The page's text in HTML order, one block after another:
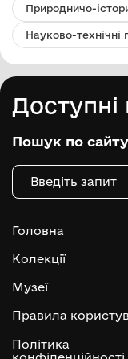
Природничо-
Науково-технічні
Доступні
Пошук по сайту
Головна
Колекції
Музеї
Правила
Політика